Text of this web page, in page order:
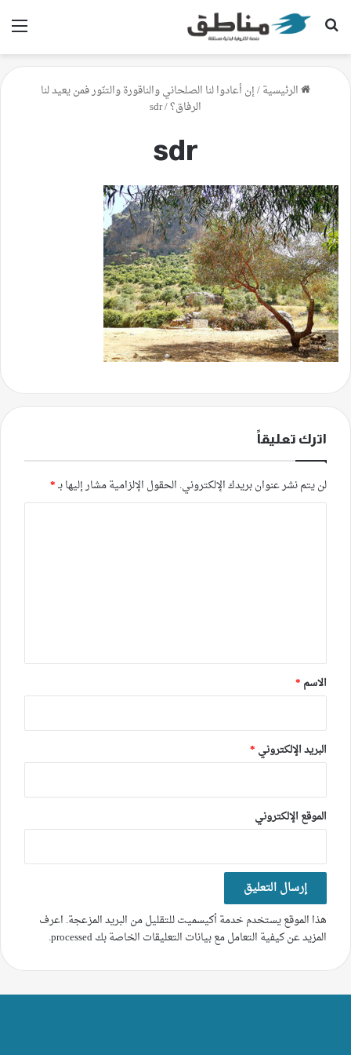
بحث عن
الرئيسية/إن أعادوا لنا الصلحاني والناقورة والتنّور فمن يعيد لنا
الرفاق؟/
sdr
sdr
اترك تعليقاً
لن يتم نشر عنوان بريدك الإلكتروني. الحقول الإلزامية مشار إليها بـ*
*
الاسم *
البريد الإلكتروني *
الموقع الإلكتروني
هذا الموقع يستخدم خدمة أكيسميت للتقليل من البريد المزعجة. اعرف
المزيد عن كيفية التعامل مع بيانات التعليقات الخاصة بك processed
.